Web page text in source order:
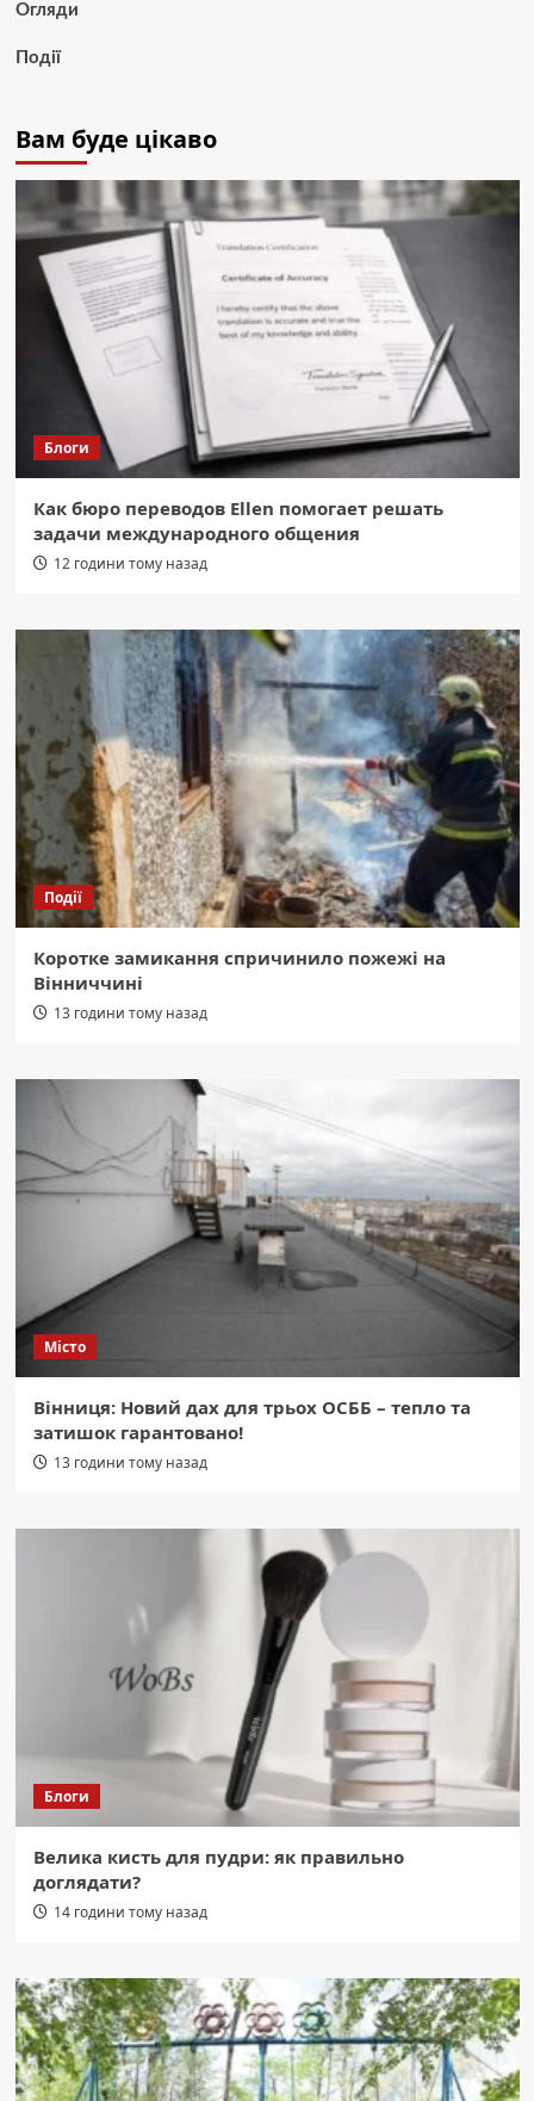
Огляди
Події
Вам буде цікаво
Блоги
Как бюро переводов Ellen помогает решать
задачи международного общения
12 години тому назад
Події
Коротке замикання спричинило пожежі на
Вінниччині
13 години тому назад
Місто
Вінниця: Новий дах для трьох ОСББ – тепло та
затишок гарантовано!
13 години тому назад
Блоги
Велика кисть для пудри: як правильно
доглядати?
14 години тому назад